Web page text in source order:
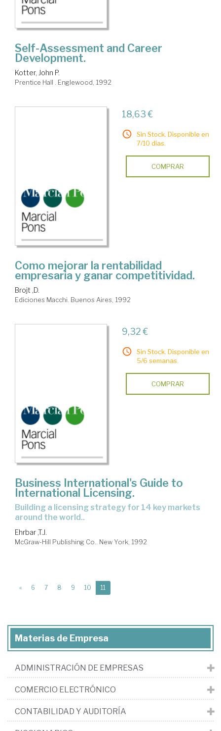
Self-Assessment and Career
Development.
Kotter, John P.
Prentice Hall . Englewood, 1992
18,63 €
Sin Stock. Disponible en
7/10 días.
COMPRAR
Como mejorar la rentabilidad
empresaria y ganar competitividad.
Brojt ,D.
Ediciones Macchi. Buenos Aires, 1992
9,32 €
Sin Stock. Disponible en
5/6 semanas.
COMPRAR
Business International's Guide to
International Licensing.
Building a licensing strategy for 14 key markets
around the world..
Ehrbar ,T.J.
McGraw-Hill Publishing Co.. New York, 1992
« 6 7 8 9 10 11
Materias de Empresa
ADMINISTRACIÓN DE EMPRESAS
COMERCIO ELECTRÓNICO
CONTABILIDAD Y AUDITORÍA